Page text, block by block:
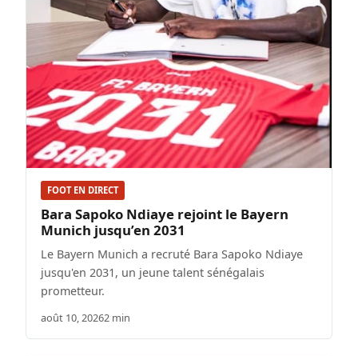
FOOT EN DIRECT
Bara Sapoko Ndiaye rejoint le Bayern
Munich jusqu’en 2031
Le Bayern Munich a recruté Bara Sapoko Ndiaye
jusqu'en 2031, un jeune talent sénégalais
prometteur.
août 10, 20262 min